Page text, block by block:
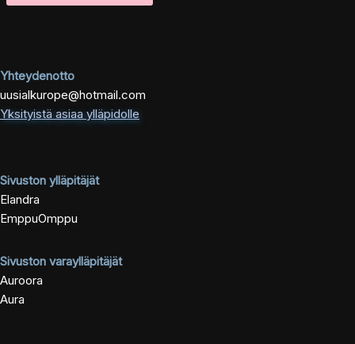
Yhteydenotto
uusialkurope@hotmail.com
Yksityistä asiaa ylläpidolle
Sivuston ylläpitäjät
Elandra
EmppuOmppu
Sivuston varaylläpitäjät
Auroora
Aura